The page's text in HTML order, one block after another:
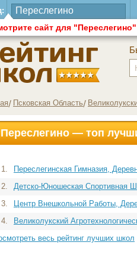
сайт для "Переслегино"
Псковская Область
Переслегино — топ
1.
Переслегинская Гимназия,
2.
Детско-Юношеская Спортивная
3.
Центр Внешкольной Работы,
4.
Великолукский
весь рейтинг лучших школ